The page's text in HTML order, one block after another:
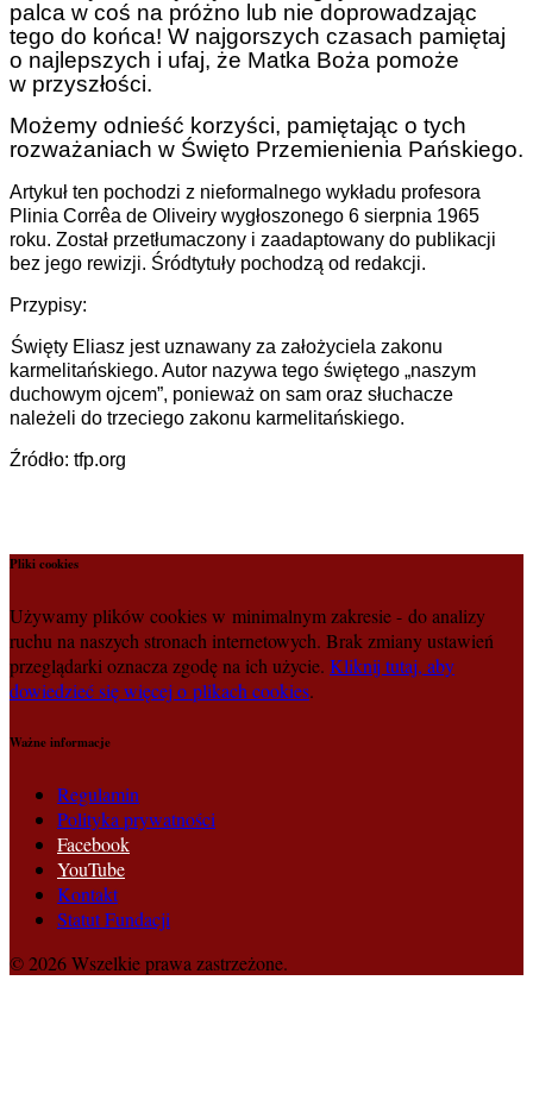
palca w coś na próżno lub nie doprowadzając
tego do końca! W najgorszych czasach pamiętaj
o najlepszych i ufaj, że Matka Boża pomoże
w przyszłości.
Możemy odnieść korzyści, pamiętając o tych
rozważaniach w Święto Przemienienia Pańskiego.
Artykuł ten pochodzi z nieformalnego wykładu profesora
Plinia Corrêa de Oliveiry wygłoszonego 6 sierpnia 1965
roku. Został przetłumaczony i zaadaptowany do publikacji
bez jego rewizji. Śródtytuły pochodzą od redakcji.
Przypisy:
Święty Eliasz jest uznawany za założyciela zakonu
karmelitańskiego. Autor nazywa tego świętego „naszym
duchowym ojcem”, ponieważ on sam oraz słuchacze
należeli do trzeciego zakonu karmelitańskiego.
Źródło: tfp.org
Pliki cookies
Używamy plików cookies w minimalnym zakresie - do analizy
ruchu na naszych stronach internetowych. Brak zmiany ustawień
przeglądarki oznacza zgodę na ich użycie. Kliknij tutaj, aby
dowiedzieć się więcej o plikach cookies.
Ważne informacje
Regulamin
Polityka prywatności
Facebook
YouTube
Kontakt
Statut Fundacji
© 2026 Wszelkie prawa zastrzeżone.